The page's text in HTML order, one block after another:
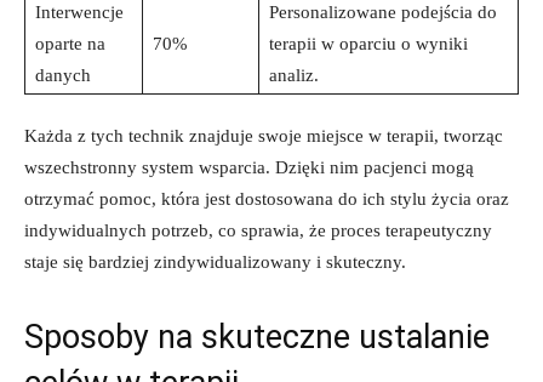
Interwencje
oparte na
danych
70%
Personalizowane‍ podejścia do
terapii w‍ oparciu ⁤o wyniki
analiz.
Każda⁢ z ​tych⁢ technik znajduje swoje miejsce w⁢ terapii,​ tworząc
wszechstronny system wsparcia. ‍Dzięki nim​ pacjenci ⁤mogą
otrzymać pomoc,‌ która jest dostosowana do ⁢ich ‌stylu⁢ życia oraz
indywidualnych potrzeb, co⁤ sprawia, że‍ proces terapeutyczny
staje się bardziej ⁤zindywidualizowany i skuteczny.
Sposoby na ​skuteczne ustalanie⁣